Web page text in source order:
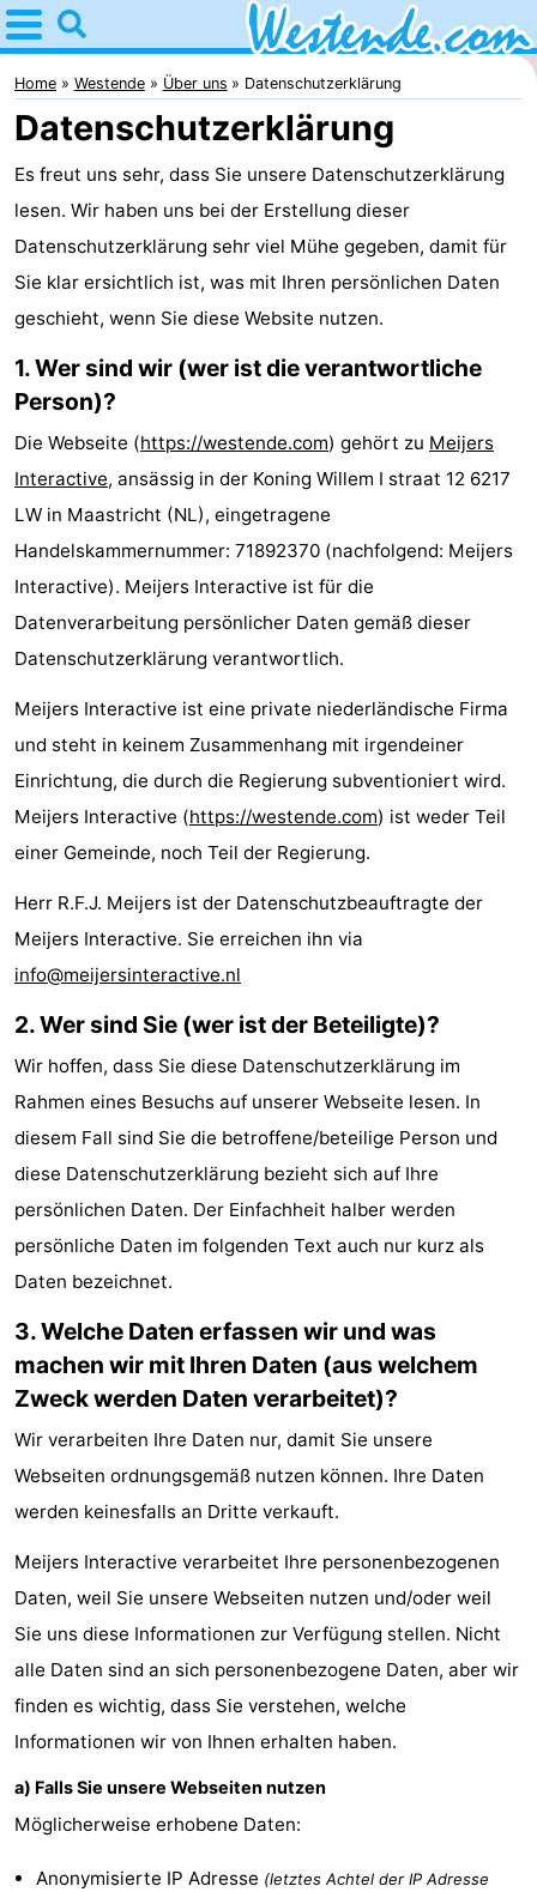
Home
Westende
Tipps
Für
kindern
Übernachten
Appartements
Holiday
Suites
Nieuwpoort
-
Holiday
Suites
Westende
Campingplätze
Ferienhäuser
Nieuwpoort
-
Oostduinkerke
zee
Zimmer
Sehen
Denkmäler
-
-
Spielplätze
-
Indoor-
Spielplätze
-
Bowling
-
Minigolfplätze
Wellness-
&
Städte
Natur
Sport
-
Schwimmbader
-
Home Westende Über uns Datenschutzerklärung
Datenschutzerklärung
Es freut uns sehr, dass Sie unsere Datenschutzerklärung
lesen. Wir haben uns bei der Erstellung dieser
Datenschutzerklärung sehr viel Mühe gegeben, damit für
Sie klar ersichtlich ist, was mit Ihren persönlichen Daten
geschieht, wenn Sie diese Website nutzen.
1. Wer sind wir (wer ist die verantwortliche
Person)?
Die Webseite (https://westende.com) gehört zu Meijers
Interactive, ansässig in der Koning Willem I straat 12 6217
LW in Maastricht (NL), eingetragene
Handelskammernummer: 71892370 (nachfolgend: Meijers
Interactive). Meijers Interactive ist für die
Datenverarbeitung persönlicher Daten gemäß dieser
Datenschutzerklärung verantwortlich.
Meijers Interactive ist eine private niederländische Firma
und steht in keinem Zusammenhang mit irgendeiner
Einrichtung, die durch die Regierung subventioniert wird.
Meijers Interactive (https://westende.com) ist weder Teil
einer Gemeinde, noch Teil der Regierung.
Herr R.F.J. Meijers ist der Datenschutzbeauftragte der
Meijers Interactive. Sie erreichen ihn via
info@meijersinteractive.nl
2. Wer sind Sie (wer ist der Beteiligte)?
Wir hoffen, dass Sie diese Datenschutzerklärung im
Rahmen eines Besuchs auf unserer Webseite lesen. In
diesem Fall sind Sie die betroffene/beteilige Person und
diese Datenschutzerklärung bezieht sich auf Ihre
persönlichen Daten. Der Einfachheit halber werden
persönliche Daten im folgenden Text auch nur kurz als
Daten bezeichnet.
3. Welche Daten erfassen wir und was
machen wir mit Ihren Daten (aus welchem
Zweck werden Daten verarbeitet)?
Wir verarbeiten Ihre Daten nur, damit Sie unsere
Webseiten ordnungsgemäß nutzen können. Ihre Daten
werden keinesfalls an Dritte verkauft.
Meijers Interactive verarbeitet Ihre personenbezogenen
Daten, weil Sie unsere Webseiten nutzen und/oder weil
Sie uns diese Informationen zur Verfügung stellen. Nicht
alle Daten sind an sich personenbezogene Daten, aber wir
finden es wichtig, dass Sie verstehen, welche
Informationen wir von Ihnen erhalten haben.
a) Falls Sie unsere Webseiten nutzen
Möglicherweise erhobene Daten:
Anonymisierte IP Adresse (letztes Achtel der IP Adresse